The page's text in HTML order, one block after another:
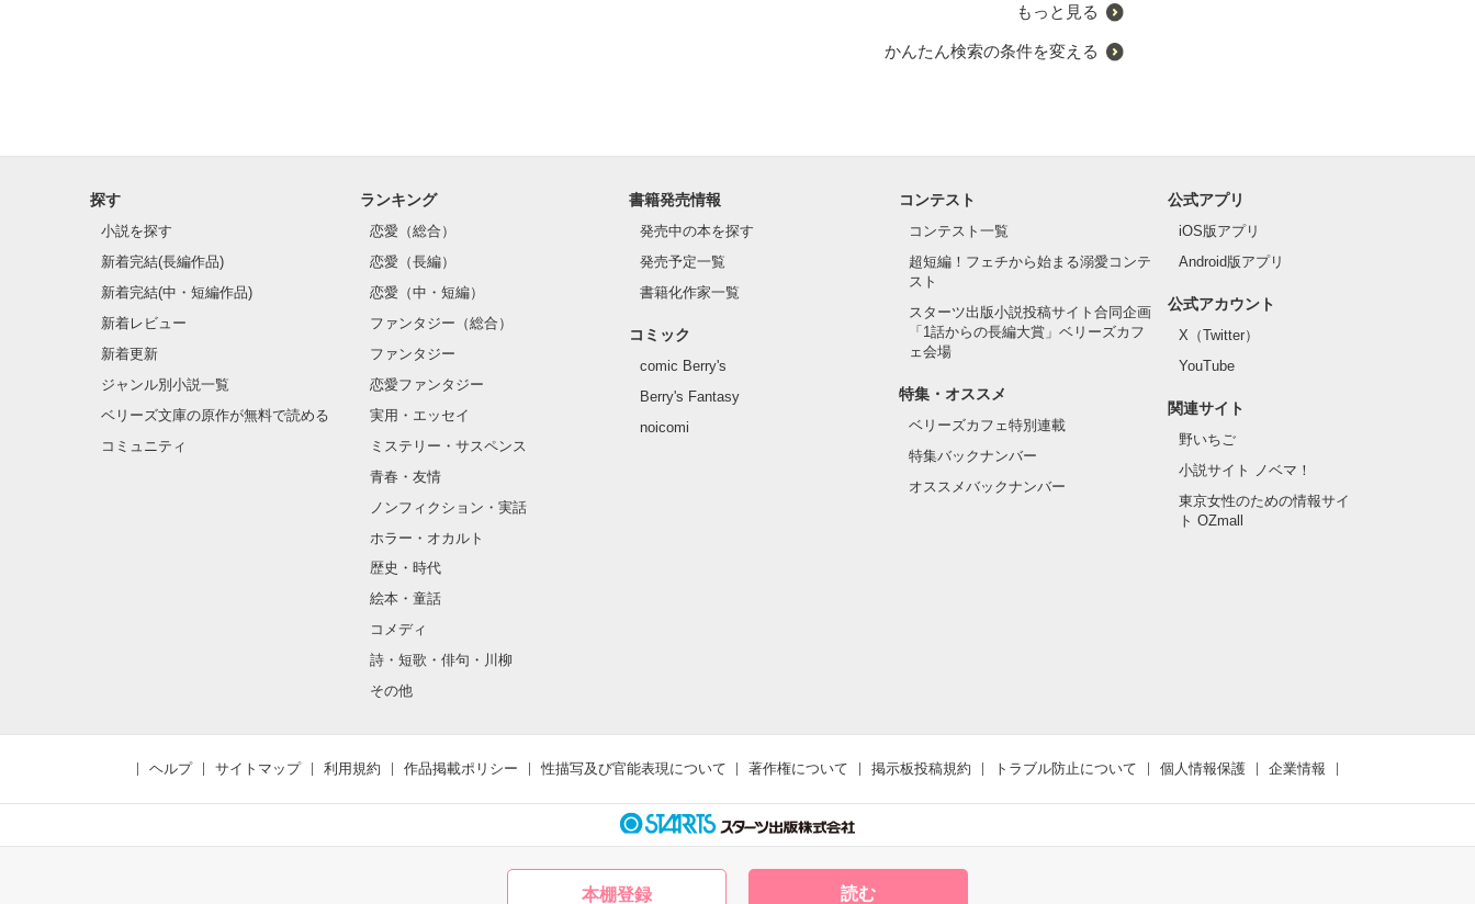
読む
もっと見る
かんたん検索の条件を変える
探す
小説を探す
新着完結(長編作品)
新着完結(中・短編作品)
新着レビュー
新着更新
ジャンル別小説一覧
ベリーズ文庫の原作が無料で読める
コミュニティ
ランキング
恋愛（総合）
恋愛（長編）
恋愛（中・短編）
ファンタジー（総合）
ファンタジー
恋愛ファンタジー
実用・エッセイ
ミステリー・サスペンス
青春・友情
ノンフィクション・実話
ホラー・オカルト
歴史・時代
絵本・童話
コメディ
詩・短歌・俳句・川柳
その他
書籍発売情報
発売中の本を探す
発売予定一覧
書籍化作家一覧
コミック
comic Berry's
Berry's Fantasy
noicomi
コンテスト
コンテスト一覧
超短編！フェチから始まる溺愛コンテ
スト
スターツ出版小説投稿サイト合同企画
「1話からの長編大賞」ベリーズカフ
ェ会場
特集・オススメ
ベリーズカフェ特別連載
特集バックナンバー
オススメバックナンバー
公式アプリ
iOS版アプリ
Android版アプリ
公式アカウント
X（Twitter）
YouTube
関連サイト
野いちご
小説サイト ノベマ！
東京女性のための情報サイ
ト OZmall
ヘルプ サイトマップ 利用規約 作品掲載ポリシー 性描写及び官能表現について 著作権について 掲示板投稿規約 トラブル防止について 個人情報保護 企業情報